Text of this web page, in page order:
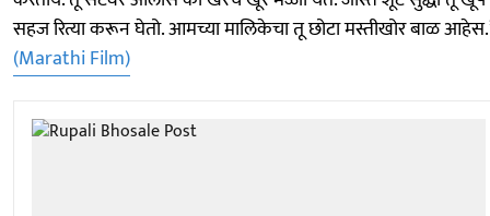
सहज रित्या करून घेतो. आमच्या मालिकेचा तू छोटा मस्तीखोर बाळ
(Marathi Film)